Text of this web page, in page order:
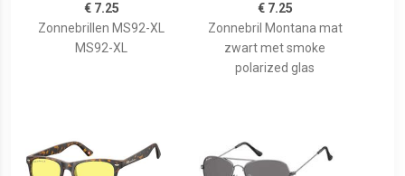
€ 7.25
Zonnebrillen MS92-XL
MS92-XL
€ 7.25
Zonnebril Montana mat
zwart met smoke
polarized glas